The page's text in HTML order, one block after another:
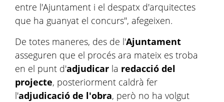
entre l'Ajuntament i el despatx d'arquitectes
que ha guanyat el concurs", afegeixen.
De totes maneres, des de l'Ajuntament
asseguren que el procés ara mateix es troba
en el punt d'adjudicar la redacció del
projecte, posteriorment caldrà fer
l'adjudicació de l'obra, però no ha volgut